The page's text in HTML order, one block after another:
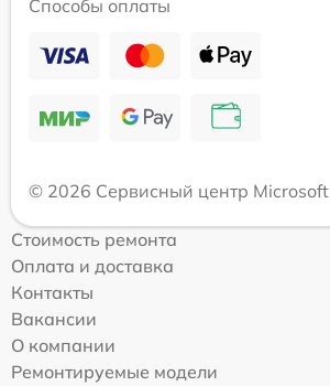
Способы оплаты
© 2026 Сервисный центр Microsoft
Стоимость ремонта
Оплата и доставка
Контакты
Вакансии
О компании
Ремонтируемые модели